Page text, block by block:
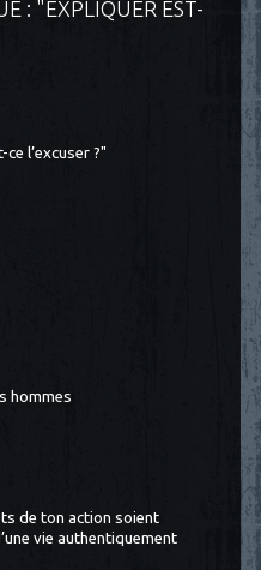
: "EXPLIQUER EST-
l’excuser ?"
hommes
de ton action soient
vie authentiquement